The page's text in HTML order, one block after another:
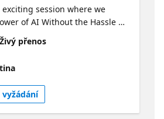
exciting session where we
of AI Without the Hassle of
Dive into Azure Cognitive
ready-to-use language,
extraction capabilities from
images. Ideal for those
integrate AI into their
Živý přenos